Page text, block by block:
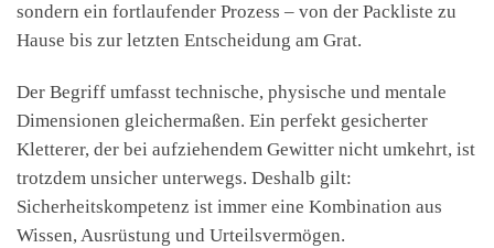
sondern ein fortlaufender Prozess – von der Packliste zu
Hause bis zur letzten Entscheidung am Grat.
Der Begriff umfasst technische, physische und mentale
Dimensionen gleichermaßen. Ein perfekt gesicherter
Kletterer, der bei aufziehendem Gewitter nicht umkehrt, ist
trotzdem unsicher unterwegs. Deshalb gilt:
Sicherheitskompetenz ist immer eine Kombination aus
Wissen, Ausrüstung und Urteilsvermögen.